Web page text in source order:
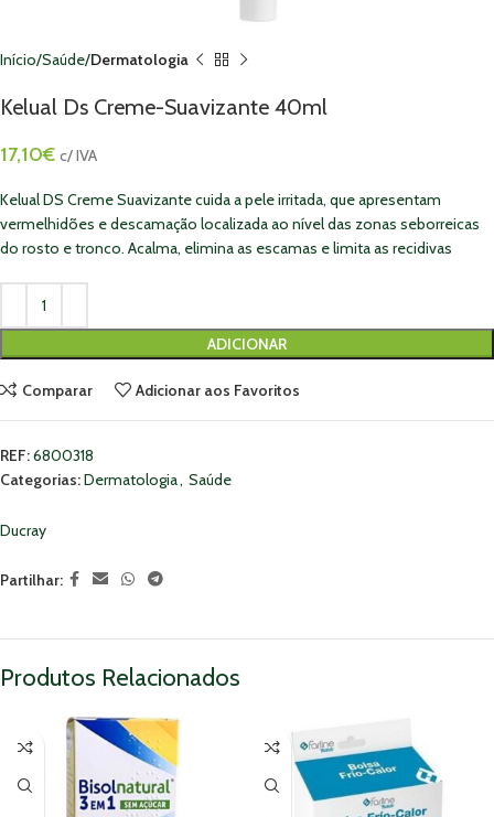
Início Saúde Dermatologia
Kelual Ds Creme-Suavizante 40ml
17,10€ c/ IVA
Kelual DS Creme Suavizante cuida a pele irritada, que apresentam
vermelhidões e descamação localizada ao nível das zonas seborreicas
do rosto e tronco. Acalma, elimina as escamas e limita as recidivas
ADICIONAR
Comparar Adicionar aos Favoritos
REF:6800318
Categorias:Dermatologia, Saúde
Ducray
Partilhar:
Produtos Relacionados